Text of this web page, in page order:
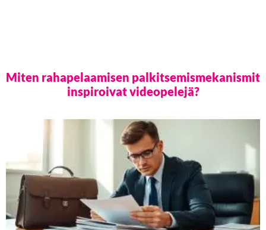
Miten rahapelaamisen palkitsemismekanismit
inspiroivat videopelejä?